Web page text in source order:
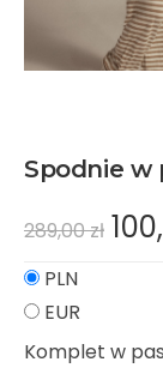
Spodnie w
289,00zł
PLN
EUR
Komplet w